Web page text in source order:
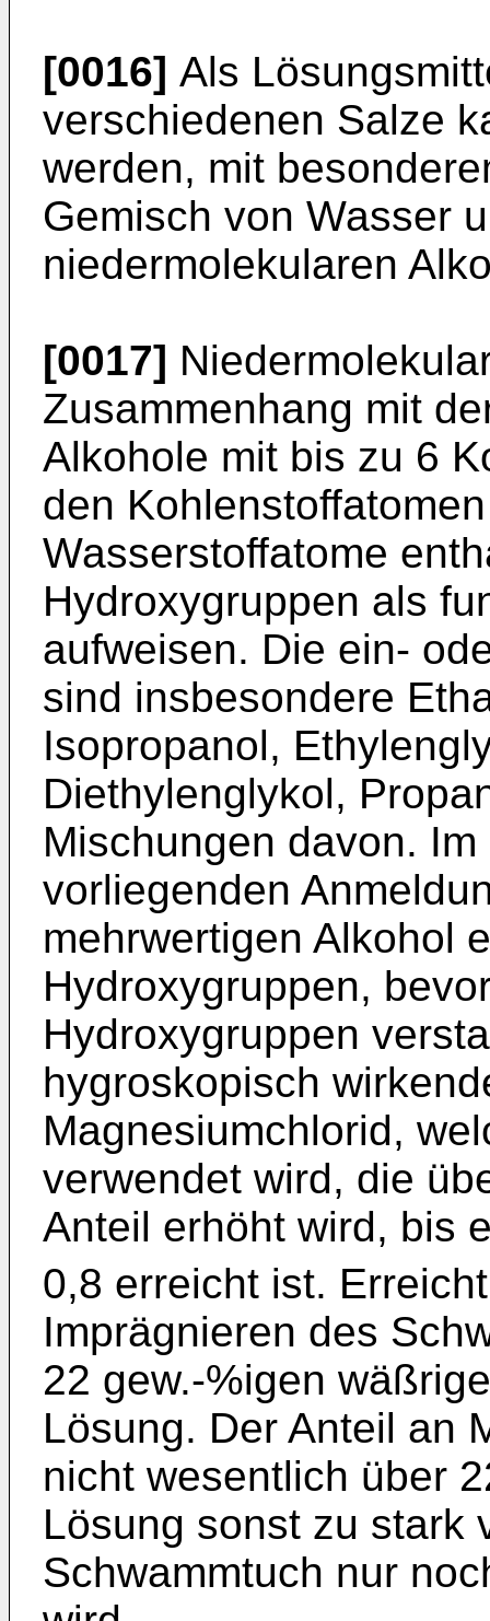
[0016] Als
verschiedenen Salze
werden, mit
Gemisch von Wasser
niedermolekularen
[0017]
Zusammenhang mit
Alkohole mit bis zu 6
den
Wasserstoffatome
Hydroxygruppen als
aufweisen. Die ein-
sind insbesondere
Isopropanol,
Diethylenglykol,
Mischungen davon.
vorliegenden
mehrwertigen Alkohol
Hydroxygruppen,
Hydroxygruppen
hygroskopisch
Magnesiumchlorid,
verwendet wird, die
Anteil erhöht wird, bis
0,8 erreicht ist.
Imprägnieren des
22 gew.-%igen
Lösung. Der Anteil an
nicht wesentlich über
Lösung sonst zu stark
Schwammtuch nur